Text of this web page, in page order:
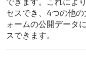
セスでき、4つの他
ォームの公開データ
スできます。